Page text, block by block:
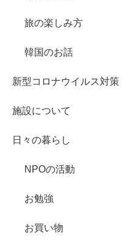
旅の楽しみ方
韓国のお話
新型コロナウイルス対策
施設について
日々の暮らし
NPOの活動
お勉強
お買い物